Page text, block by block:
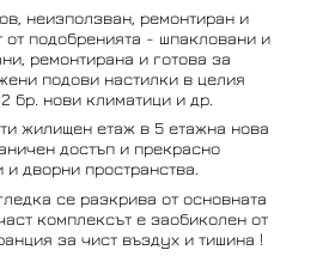
неизползван, ремонтиран и
подобренията - шпакловани и
ремонтирана и готова за
подови настилки в целия
бр. нови климатици и др.
жилищен етаж в 5 етажна нова
достъп и прекрасно
дворни пространства.
се разкрива от основната
комплексът е заобиколен от
за чист въздух и тишина !